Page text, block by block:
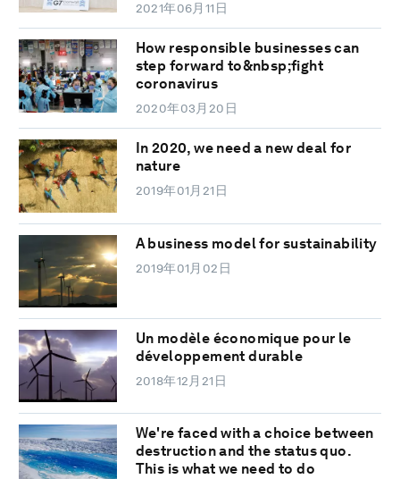
2021年06月11日
How responsible businesses can
step forward to&nbsp;fight
coronavirus
2020年03月20日
In 2020, we need a new deal for
nature
2019年01月21日
A business model for sustainability
2019年01月02日
Un modèle économique pour le
développement durable
2018年12月21日
We're faced with a choice between
destruction and the status quo.
This is what we need to do